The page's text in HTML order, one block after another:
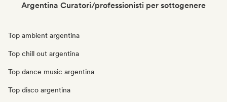
Argentina Curatori/professionisti per sottogenere
Top ambient argentina
Top chill out argentina
Top dance music argentina
Top disco argentina